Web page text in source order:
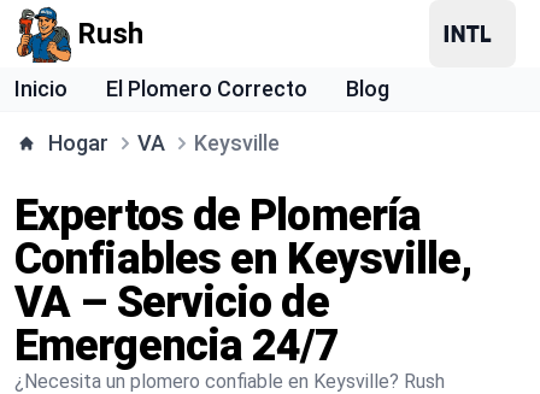
Rush
Inicio El Plomero Correcto Blog
Hogar VA Keysville
Expertos de Plomería
Confiables en Keysville,
VA – Servicio de
Emergencia 24/7
¿Necesita un plomero confiable en Keysville? Rush